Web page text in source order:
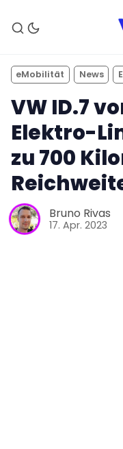
eMobilität News
VW ID.7
Elektro-
zu 700
Bruno Rivas
17. Apr. 2023